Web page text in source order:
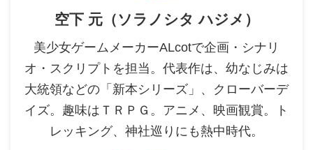
空下 元（ソラノシタ ハジメ）
美少女ゲームメーカーALcotで企画・シナリ
オ・スクリプトを担当。代表作は、幼なじみは
大統領などの「新本シリーズ」、クローバーデ
イズ。趣味はＴＲＰＧ。アニメ、映画観賞。ト
レッキング、神社巡りにも熱中時代。